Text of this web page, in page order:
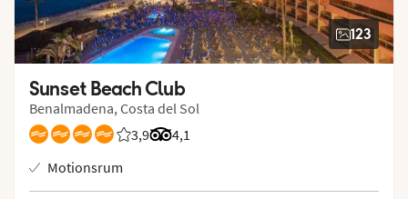
123
Sunset Beach Club
Benalmadena, Costa del Sol
3,9
Bedømmelse fra Spies gæster: 3.857/5
4,1
Bedømmelse fra Tripadvisor: 4.1 of 5
Motionsrum